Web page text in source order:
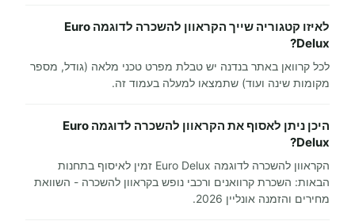
לאיזו קטגוריה שייך הקראוון להשכרה לדוגמה Euro
Delux?
לכל קרוואן באתר בנדנה יש טבלת מפרט טכני מלאה (גודל, מספר
מקומות שינה ועוד) שתמצאו למעלה בעמוד זה.
היכן ניתן לאסוף את הקראוון להשכרה לדוגמה Euro
Delux?
הקראוון להשכרה לדוגמה Euro Delux זמין לאיסוף בתחנות
הבאות: השכרת קרוואנים ורכבי נופש בקראוון להשכרה - השוואת
מחירים והזמנה אונליין 2026.